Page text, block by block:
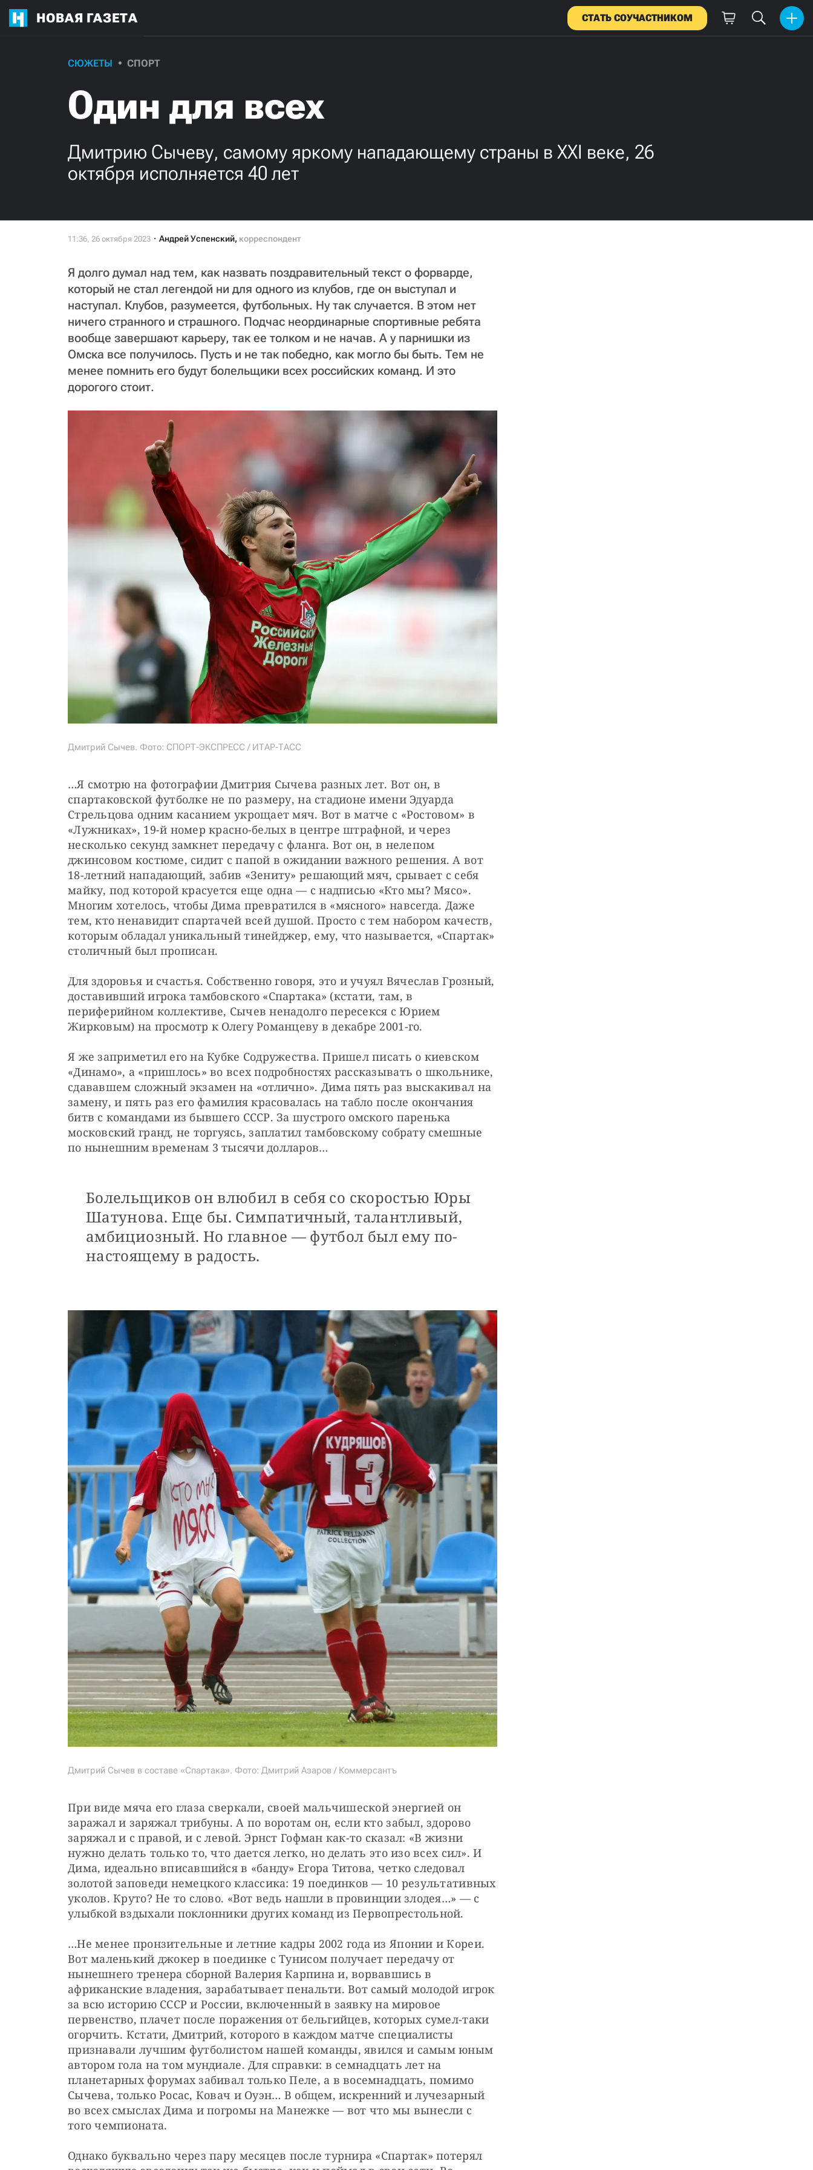
НОВАЯ ГАЗЕТА СТАТЬ СОУЧАСТНИКОМ
СЮЖЕТЫ СПОРТ
Один для всех
Дмитрию Сычеву, самому яркому нападающему страны в XXI веке, 26
октября исполняется 40 лет
Андрей Успенский, корреспондент
Я долго думал над тем, как назвать поздравительный текст о форварде,
который не стал легендой ни для одного из клубов, где он выступал и
наступал. Клубов, разумеется, футбольных. Ну так случается. В этом нет
ничего странного и страшного. Подчас неординарные спортивные ребята
вообще завершают карьеру, так ее толком и не начав. А у парнишки из
Омска все получилось. Пусть и не так победно, как могло бы быть. Тем не
менее помнить его будут болельщики всех российских команд. И это
дорогого стоит.
Дмитрий Сычев. Фото: СПОРТ-ЭКСПРЕСС / ИТАР-ТАСС
…Я смотрю на фотографии Дмитрия Сычева разных лет. Вот он, в
спартаковской футболке не по размеру, на стадионе имени Эдуарда
Стрельцова одним касанием укрощает мяч. Вот в матче с «Ростовом» в
«Лужниках», 19-й номер красно-белых в центре штрафной, и через
несколько секунд замкнет передачу с фланга. Вот он, в нелепом
джинсовом костюме, сидит с папой в ожидании важного решения. А вот
18-летний нападающий, забив «Зениту» решающий мяч, срывает с себя
майку, под которой красуется еще одна — с надписью «Кто мы? Мясо».
Многим хотелось, чтобы Дима превратился в «мясного» навсегда. Даже
тем, кто ненавидит спартачей всей душой. Просто с тем набором качеств,
которым обладал уникальный тинейджер, ему, что называется, «Спартак»
столичный был прописан.
Для здоровья и счастья. Собственно говоря, это и учуял Вячеслав Грозный,
доставивший игрока тамбовского «Спартака» (кстати, там, в
периферийном коллективе, Сычев ненадолго пересекся с Юрием
Жирковым) на просмотр к Олегу Романцеву в декабре 2001-го.
Я же заприметил его на Кубке Содружества. Пришел писать о киевском
«Динамо», а «пришлось» во всех подробностях рассказывать о школьнике,
сдававшем сложный экзамен на «отлично». Дима пять раз выскакивал на
замену, и пять раз его фамилия красовалась на табло после окончания
битв с командами из бывшего СССР. За шустрого омского паренька
московский гранд, не торгуясь, заплатил тамбовскому собрату смешные
по нынешним временам 3 тысячи долларов…
Болельщиков он влюбил в себя со скоростью Юры
Шатунова. Еще бы. Симпатичный, талантливый,
амбициозный. Но главное — футбол был ему по-
настоящему в радость.
Дмитрий Сычев в составе «Спартака». Фото: Дмитрий Азаров / Коммерсантъ
При виде мяча его глаза сверкали, своей мальчишеской энергией он
заражал и заряжал трибуны. А по воротам он, если кто забыл, здорово
заряжал и с правой, и с левой. Эрнст Гофман как-то сказал: «В жизни
нужно делать только то, что дается легко, но делать это изо всех сил». И
Дима, идеально вписавшийся в «банду» Егора Титова, четко следовал
золотой заповеди немецкого классика: 19 поединков — 10 результативных
уколов. Круто? Не то слово. «Вот ведь нашли в провинции злодея…» — с
улыбкой вздыхали поклонники других команд из Первопрестольной.
…Не менее пронзительные и летние кадры 2002 года из Японии и Кореи.
Вот маленький джокер в поединке с Тунисом получает передачу от
нынешнего тренера сборной Валерия Карпина и, ворвавшись в
африканские владения, зарабатывает пенальти. Вот самый молодой игрок
за всю историю СССР и России, включенный в заявку на мировое
первенство, плачет после поражения от бельгийцев, которых сумел-таки
огорчить. Кстати, Дмитрий, которого в каждом матче специалисты
признавали лучшим футболистом нашей команды, явился и самым юным
автором гола на том мундиале. Для справки: в семнадцать лет на
планетарных форумах забивал только Пеле, а в восемнадцать, помимо
Сычева, только Росас, Ковач и Оуэн… В общем, искренний и лучезарный
во всех смыслах Дима и погромы на Манежке — вот что мы вынесли с
того чемпионата.
Однако буквально через пару месяцев после турнира «Спартак» потерял